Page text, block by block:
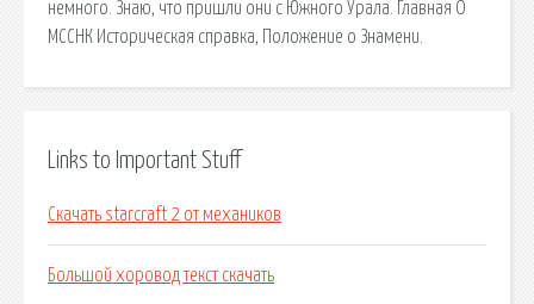
немного. Знаю, что пришли они с Южного Урала. Главная О
МССНК Историческая справка, Положение о Знамени.
Links to Important Stuff
Скачать starcraft 2 от механиков
Большой хоровод текст скачать